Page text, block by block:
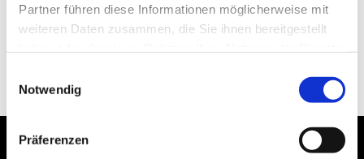
Partner führen diese Informationen möglicherweise mit
weiteren Daten zusammen, die Sie ihnen bereitgestellt
Notwendig
Präferenzen